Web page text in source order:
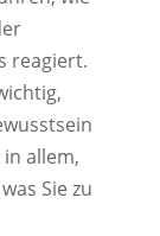
reagiert.
allem,
Sie zu